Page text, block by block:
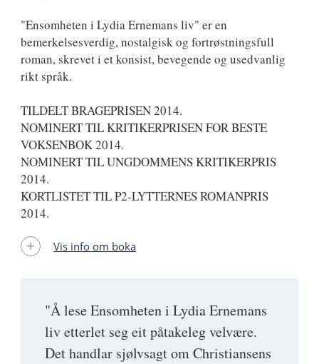
"Å lese Ensomheten i Lydia Ernemans
liv etterlet seg eit påtakeleg velvære.
Det handlar sjølvsagt om Christiansens
"Ensomheten i Lydia Ernemans liv" er en
bemerkelsesverdig, nostalgisk og fortrøstningsfull
roman, skrevet i et konsist, bevegende og usedvanlig
rikt språk.
TILDELT BRAGEPRISEN 2014.
NOMINERT TIL KRITIKERPRISEN FOR BESTE
VOKSENBOK 2014.
NOMINERT TIL UNGDOMMENS KRITIKERPRIS
2014.
KORTLISTET TIL P2-LYTTERNES ROMANPRIS
2014.
Vis info om boka